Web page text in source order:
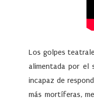
Los golpes
alimentada por el
incapaz de
más mortíferas,